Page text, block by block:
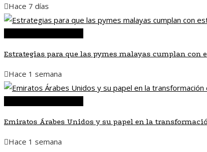
Hace 7 días
Estrategias para que las pymes malayas cumplan con
Hace 1 semana
Emiratos Árabes Unidos y su papel en la
Hace 1 semana